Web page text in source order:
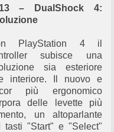
– DualShock 4:
PlayStation 4 il
subisce una
sia esteriore
interiore. Il nuovo e
più ergonomico
delle levette più
un altoparlante
tasti "Start" e "Select"